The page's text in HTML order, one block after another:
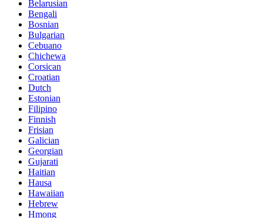
Belarusian
Bengali
Bosnian
Bulgarian
Cebuano
Chichewa
Corsican
Croatian
Dutch
Estonian
Filipino
Finnish
Frisian
Galician
Georgian
Gujarati
Haitian
Hausa
Hawaiian
Hebrew
Hmong